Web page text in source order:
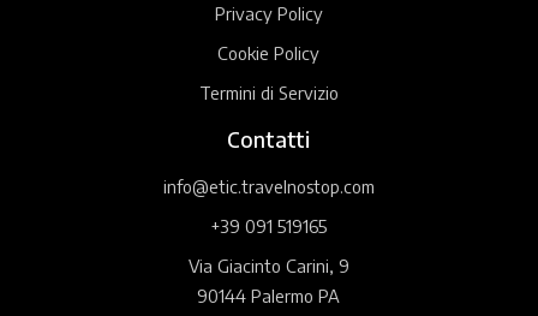
Privacy Policy
Cookie Policy
Termini di Servizio
Contatti
info@etic.travelnostop.com
+39 091 519165
Via Giacinto Carini, 9
90144 Palermo PA